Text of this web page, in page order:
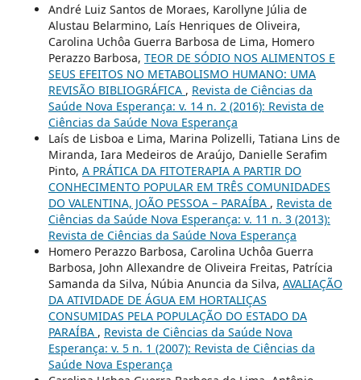
André Luiz Santos de Moraes, Karollyne Júlia de
Alustau Belarmino, Laís Henriques de Oliveira,
Carolina Uchôa Guerra Barbosa de Lima, Homero
Perazzo Barbosa, TEOR DE SÓDIO NOS ALIMENTOS E
SEUS EFEITOS NO METABOLISMO HUMANO: UMA
REVISÃO BIBLIOGRÁFICA , Revista de Ciências da
Saúde Nova Esperança: v. 14 n. 2 (2016): Revista de
Ciências da Saúde Nova Esperança
Laís de Lisboa e Lima, Marina Polizelli, Tatiana Lins de
Miranda, Iara Medeiros de Araújo, Danielle Serafim
Pinto, A PRÁTICA DA FITOTERAPIA A PARTIR DO
CONHECIMENTO POPULAR EM TRÊS COMUNIDADES
DO VALENTINA, JOÃO PESSOA – PARAÍBA , Revista de
Ciências da Saúde Nova Esperança: v. 11 n. 3 (2013):
Revista de Ciências da Saúde Nova Esperança
Homero Perazzo Barbosa, Carolina Uchôa Guerra
Barbosa, John Allexandre de Oliveira Freitas, Patrícia
Samanda da Silva, Núbia Anuncia da Silva, AVALIAÇÃO
DA ATIVIDADE DE ÁGUA EM HORTALIÇAS
CONSUMIDAS PELA POPULAÇÃO DO ESTADO DA
PARAÍBA , Revista de Ciências da Saúde Nova
Esperança: v. 5 n. 1 (2007): Revista de Ciências da
Saúde Nova Esperança